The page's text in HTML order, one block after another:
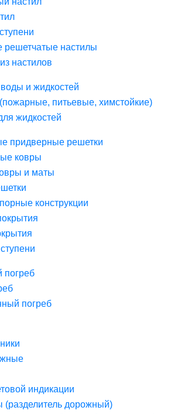
решетчатые настилы
настилов
и жидкостей
питьевые, химстойкие)
жидкостей
придверные решетки
ковры
и маты
конструкции
погреб
погреб
индикации
(разделитель дорожный)